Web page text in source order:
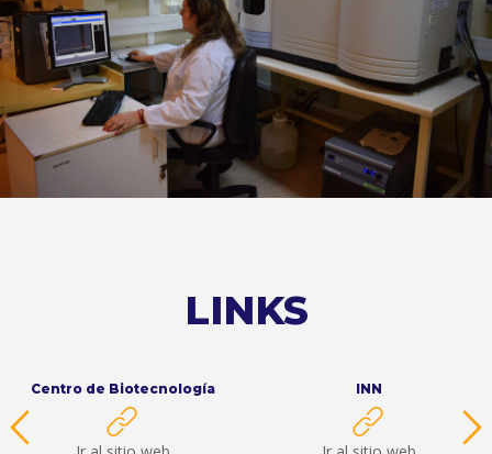
Plasma inductivamente acoplado
ICP
LINKS
INN SISS